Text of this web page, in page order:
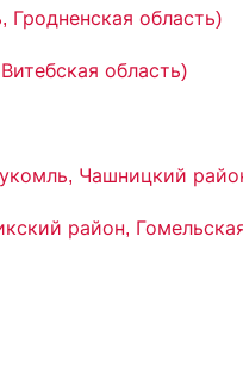
Гродненская область)
область)
Чашницкий
район,